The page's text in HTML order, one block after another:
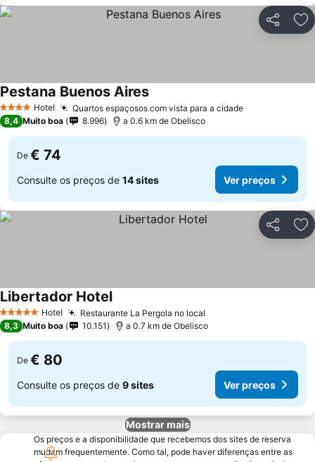
Partilhar
4 EstrelasHotel Quartos espaçosos com vista para a cidade
Pestana Buenos Aires
8,4 Muito boa 8.996 a 0.6 km de Obelisco
De € 74
Consulte os preços de 14 sites Ver preços
Partilhar
5 Estrelas Hotel Restaurante La Pergola no local
Libertador Hotel
8,3 Muito boa 10.151 a 0.7 km de Obelisco
De € 80
Consulte os preços de 9 sites Ver preços
Mostrar mais
Os preços e a disponibilidade que recebemos dos sites de reserva
mudam frequentemente. Como tal, pode haver diferenças entre as